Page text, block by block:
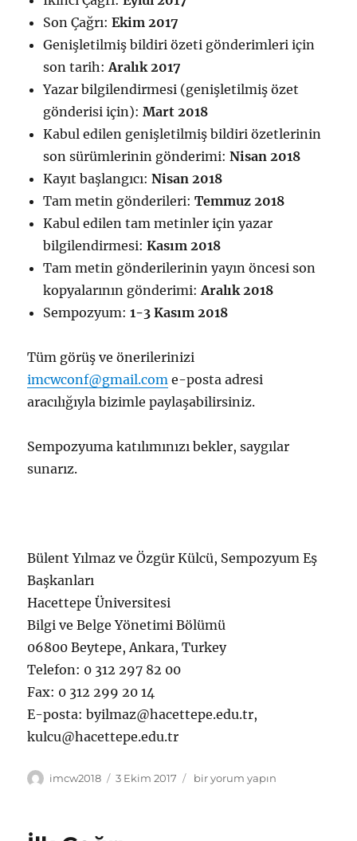
Son Çağrı:Ekim 2017
Genişletilmiş bildiri özeti gönderimleri için
son tarih:Aralık 2017
Yazar bilgilendirmesi (genişletilmiş özet
gönderisi için):Mart 2018
Kabul edilen genişletilmiş bildiri özetlerinin
son sürümlerinin gönderimi:Nisan 2018
Kayıt başlangıcı:Nisan 2018
Tam metin gönderileri:Temmuz 2018
Kabul edilen tam metinler için yazar
bilgilendirmesi:Kasım 2018
Tam metin gönderilerinin yayın öncesi son
kopyalarının gönderimi:Aralık 2018
Sempozyum:1-3 Kasım 2018
Tüm görüş ve önerilerinizi
imcwconf@gmail.com e-posta adresi
aracılığıyla bizimle paylaşabilirsiniz.
Sempozyuma katılımınızı bekler, saygılar
sunarız.
Bülent Yılmaz ve Özgür Külcü, Sempozyum Eş
Başkanları
Hacettepe Üniversitesi
Bilgi ve Belge Yönetimi Bölümü
06800 Beytepe, Ankara, Turkey
Telefon: 0 312 297 82 00
Fax: 0 312 299 20 14
E-posta: byilmaz@hacettepe.edu.tr,
kulcu@hacettepe.edu.tr
Yazar
imcw2018
Yayın
3 Ekim 2017
İkinci
bir yorum yapın